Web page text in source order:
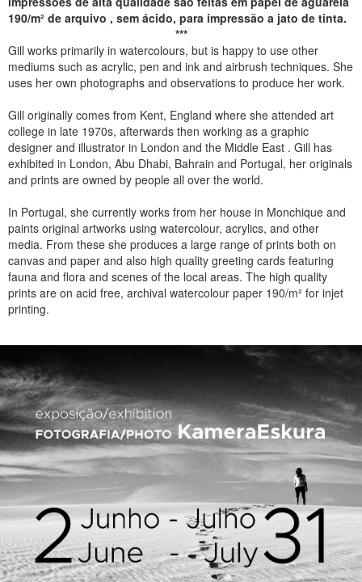
190/m² de arquivo , sem ácido, para impressão a jato de tinta.
***
Gill works primarily in watercolours, but is happy to use other
mediums such as acrylic, pen and ink and airbrush techniques. She
uses her own photographs and observations to produce her work.
Gill originally comes from Kent, England where she attended art
college in late 1970s, afterwards then working as a graphic
designer and illustrator in London and the Middle East . Gill has
exhibited in London, Abu Dhabi, Bahrain and Portugal, her originals
and prints are owned by people all over the world.
In Portugal, she currently works from her house in Monchique and
paints original artworks using watercolour, acrylics, and other
media. From these she produces a large range of prints both on
canvas and paper and also high quality greeting cards featuring
fauna and flora and scenes of the local areas. The high quality
prints are on acid free, archival watercolour paper 190/m² for injet
printing.